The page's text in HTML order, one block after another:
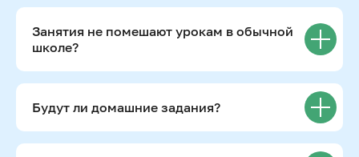
Занятия не помешают урокам в обычной
школе?
Будут ли домашние задания?